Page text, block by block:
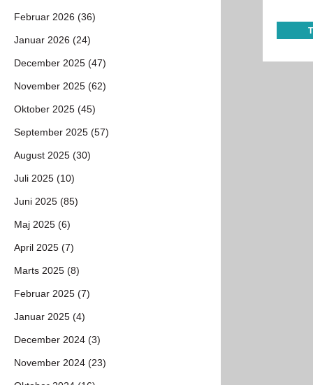
Februar 2026 (36)
Januar 2026 (24)
December 2025 (47)
November 2025 (62)
Oktober 2025 (45)
September 2025 (57)
August 2025 (30)
Juli 2025 (10)
Juni 2025 (85)
Maj 2025 (6)
April 2025 (7)
Marts 2025 (8)
Februar 2025 (7)
Januar 2025 (4)
December 2024 (3)
November 2024 (23)